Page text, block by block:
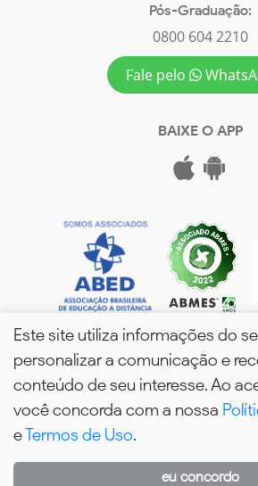
Pós-Graduação:
0800 604 2210
Fale pelo
BAIXE O APP
wPós - 2026. Todos os
Este site utiliza informações do
personalizar a comunicação e
conteúdo de seu interesse. Ao
você concorda com a nossa
eTermos de Uso.
eu concordo